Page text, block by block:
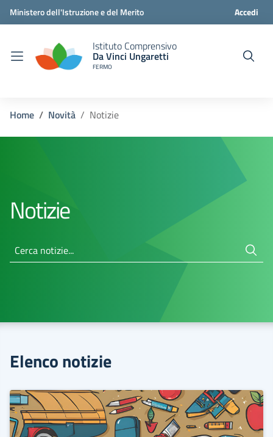
Ministero dell'Istruzione e del Merito Accedi
Istituto Comprensivo
Da Vinci Ungaretti
FERMO
Home Novità Notizie
Notizie
Cerca notizie...
Elenco notizie